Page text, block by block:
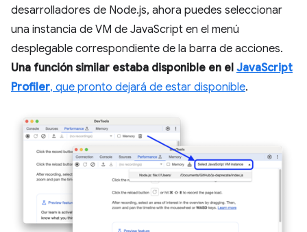
desarrolladores de Node.js, ahora puedes seleccionar
una instancia de VM de JavaScript en el menú
desplegable correspondiente de la barra de acciones.
Una función similar estaba disponible en el JavaScript
Profiler, que pronto dejará de estar disponible.